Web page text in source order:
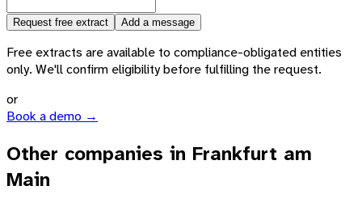
Request free extract Add a message
Free extracts are available to compliance-obligated entities
only. We'll confirm eligibility before fulfilling the request.
or
Book a demo →
Other companies in Frankfurt am
Main